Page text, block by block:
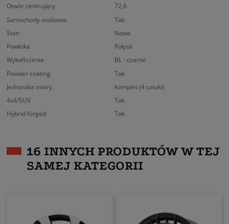
Otwór centrujący
72,6
Samochody osobowe
Tak
Stan
Nowe
Powłoka
Połysk
Wykończenie
BL - czarne
Powder coating
Tak
Jednostka miary
komplet (4 sztuki)
4x4/SUV
Tak
Hybrid forged
Tak
16 INNYCH PRODUKTÓW W TEJ
SAMEJ KATEGORII